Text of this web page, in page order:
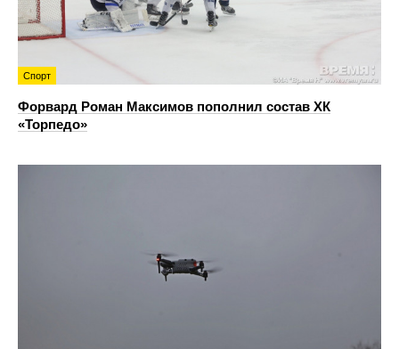
Спорт
Форвард Роман Максимов пополнил состав ХК
«Торпедо»